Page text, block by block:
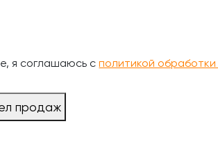
я соглашаюсь сполитикой
продаж